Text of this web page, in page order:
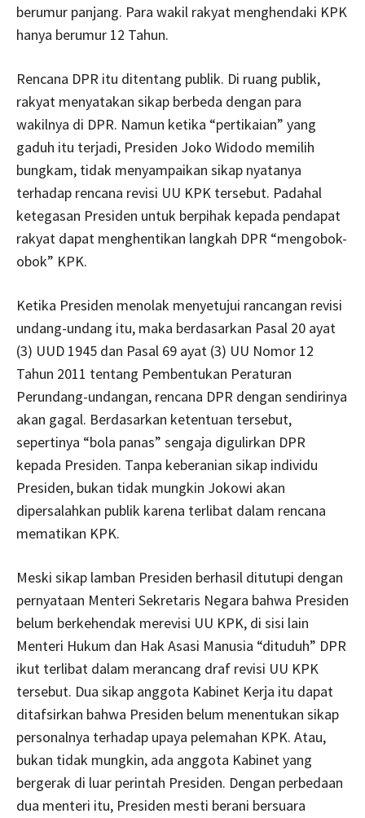
berumur panjang. Para wakil rakyat menghendaki KPK
hanya berumur 12 Tahun.
Rencana DPR itu ditentang publik. Di ruang publik,
rakyat menyatakan sikap berbeda dengan para
wakilnya di DPR. Namun ketika “pertikaian” yang
gaduh itu terjadi, Presiden Joko Widodo memilih
bungkam, tidak menyampaikan sikap nyatanya
terhadap rencana revisi UU KPK tersebut. Padahal
ketegasan Presiden untuk berpihak kepada pendapat
rakyat dapat menghentikan langkah DPR “mengobok-
obok” KPK.
Ketika Presiden menolak menyetujui rancangan revisi
undang-undang itu, maka berdasarkan Pasal 20 ayat
(3) UUD 1945 dan Pasal 69 ayat (3) UU Nomor 12
Tahun 2011 tentang Pembentukan Peraturan
Perundang-undangan, rencana DPR dengan sendirinya
akan gagal. Berdasarkan ketentuan tersebut,
sepertinya “bola panas” sengaja digulirkan DPR
kepada Presiden. Tanpa keberanian sikap individu
Presiden, bukan tidak mungkin Jokowi akan
dipersalahkan publik karena terlibat dalam rencana
mematikan KPK.
Meski sikap lamban Presiden berhasil ditutupi dengan
pernyataan Menteri Sekretaris Negara bahwa Presiden
belum berkehendak merevisi UU KPK, di sisi lain
Menteri Hukum dan Hak Asasi Manusia “dituduh” DPR
ikut terlibat dalam merancang draf revisi UU KPK
tersebut. Dua sikap anggota Kabinet Kerja itu dapat
ditafsirkan bahwa Presiden belum menentukan sikap
personalnya terhadap upaya pelemahan KPK. Atau,
bukan tidak mungkin, ada anggota Kabinet yang
bergerak di luar perintah Presiden. Dengan perbedaan
dua menteri itu, Presiden mesti berani bersuara